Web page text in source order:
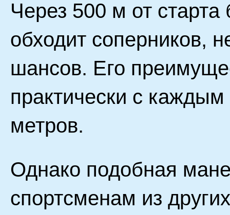
Через 500 м от старта
обходит соперников,
шансов. Его
практически с
метров.
Однако подобная
спортсменам из